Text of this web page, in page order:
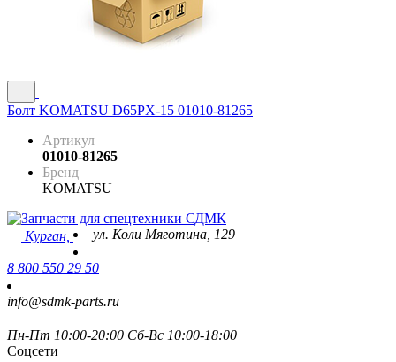
Болт KOMATSU D65PX-15 01010-81265
Артикул
01010-81265
Бренд
KOMATSU
Курган, ул. Коли Мяготина, 129
8 800 550 29 50
info@sdmk-parts.ru
Пн-Пт 10:00-20:00 Сб-Вс 10:00-18:00
Соцсети